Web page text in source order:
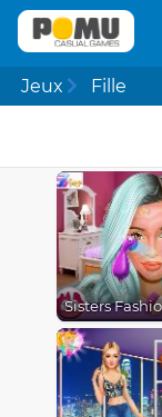
Jeux Fille